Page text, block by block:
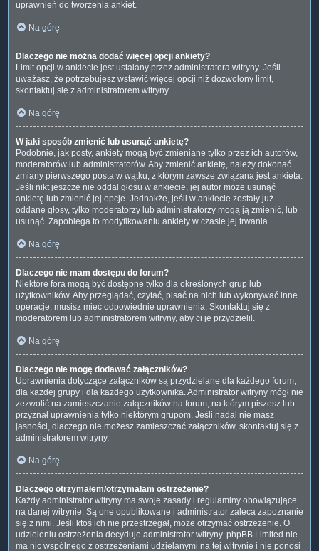
uprawnień do tworzenia ankiet.
Na górę
Dlaczego nie można dodać więcej opcji ankiety?
Limit opcji w ankiecie jest ustalany przez administratora witryny. Jeśli
uważasz, że potrzebujesz wstawić więcej opcji niż dozwolony limit,
skontaktuj się z administratorem witryny.
Na górę
W jaki sposób zmienić lub usunąć ankietę?
Podobnie, jak posty, ankiety mogą być zmieniane tylko przez ich autorów,
moderatorów lub administratorów. Aby zmienić ankietę, należy dokonać
zmiany pierwszego posta w wątku, z którym zawsze związana jest ankieta.
Jeśli nikt jeszcze nie oddał głosu w ankiecie, jej autor może usunąć
ankietę lub zmienić jej opcje. Jednakże, jeśli w ankiecie zostały już
oddane głosy, tylko moderatorzy lub administratorzy mogą ją zmienić, lub
usunąć. Zapobiega to modyfikowaniu ankiety w czasie jej trwania.
Na górę
Dlaczego nie mam dostępu do forum?
Niektóre fora mogą być dostępne tylko dla określonych grup lub
użytkowników. Aby przeglądać, czytać, pisać na nich lub wykonywać inne
operacje, musisz mieć odpowiednie uprawnienia. Skontaktuj się z
moderatorem lub administratorem witryny, aby ci je przydzielił.
Na górę
Dlaczego nie mogę dodawać załączników?
Uprawnienia dotyczące załączników są przydzielane dla każdego forum,
dla każdej grupy i dla każdego użytkownika. Administrator witryny mógł nie
zezwolić na zamieszczanie załączników na forum, na którym piszesz lub
przyznał uprawnienia tylko niektórym grupom. Jeśli nadal nie masz
jasności, dlaczego nie możesz zamieszczać załączników, skontaktuj się z
administratorem witryny.
Na górę
Dlaczego otrzymałem/otrzymałam ostrzeżenie?
Każdy administrator witryny ma swoje zasady i regulaminy obowiązujące
na danej witrynie. Są one opublikowane i administrator zaleca zapoznanie
się z nimi. Jeśli ktoś ich nie przestrzegał, może otrzymać ostrzeżenie. O
udzieleniu ostrzeżenia decyduje administrator witryny. phpBB Limited nie
ma nic wspólnego z ostrzeżeniami udzielanymi na tej witrynie i nie ponosi